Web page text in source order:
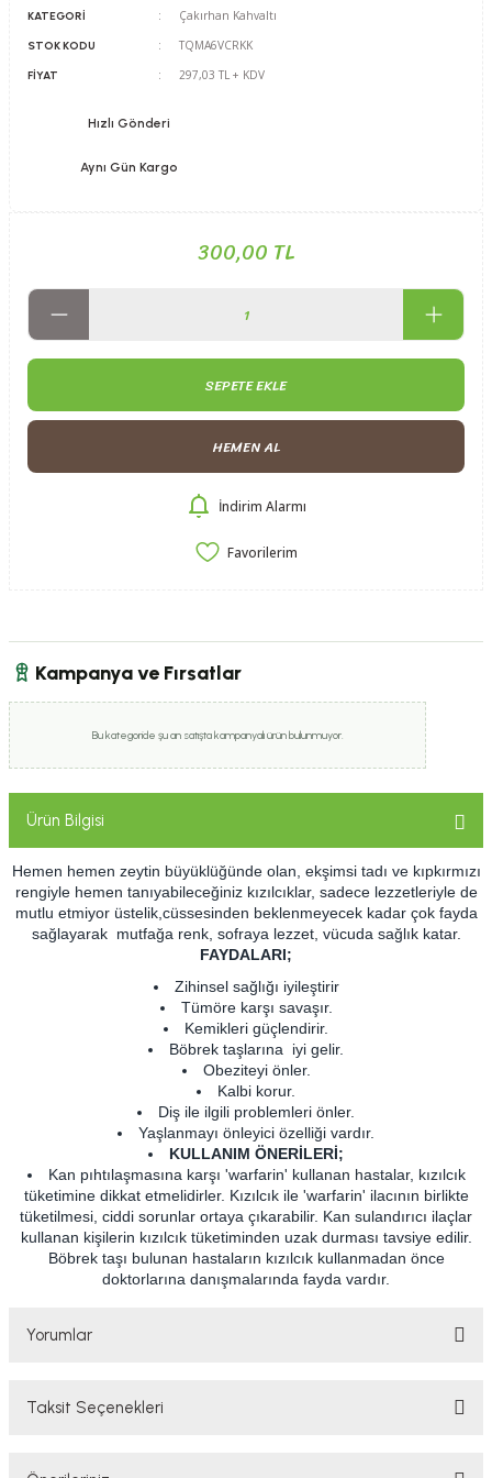
KATEGORI Çakırhan Kahvaltı
STOK KODU TQMA6VCRKK
FIYAT 297,03 TL + KDV
Hızlı Gönderi
Aynı Gün Kargo
300,00 TL
SEPETE EKLE
HEMEN AL
İndirim Alarmı
Kampanya ve Fırsatlar
Bu kategoride şu an satışta kampanyalı ürün bulunmuyor.
Ürün Bilgisi
Hemen hemen zeytin büyüklüğünde olan, ekşimsi tadı ve kıpkırmızı
rengiyle hemen tanıyabileceğiniz kızılcıklar, sadece lezzetleriyle de
mutlu etmiyor üstelik,cüssesinden beklenmeyecek kadar çok fayda
sağlayarak mutfağa renk, sofraya lezzet, vücuda sağlık katar.
FAYDALARI;
Zihinsel sağlığı iyileştirir
Tümöre karşı savaşır.
Kemikleri güçlendirir.
Böbrek taşlarına iyi gelir.
Obeziteyi önler.
Kalbi korur.
Diş ile ilgili problemleri önler.
Yaşlanmayı önleyici özelliği vardır.
KULLANIM ÖNERİLERİ;
Kan pıhtılaşmasına karşı 'warfarin' kullanan hastalar, kızılcık
tüketimine dikkat etmelidirler. Kızılcık ile 'warfarin' ilacının birlikte
tüketilmesi, ciddi sorunlar ortaya çıkarabilir. Kan sulandırıcı ilaçlar
kullanan kişilerin kızılcık tüketiminden uzak durması tavsiye edilir.
Böbrek taşı bulunan hastaların kızılcık kullanmadan önce
doktorlarına danışmalarında fayda vardır.
Yorumlar
Taksit Seçenekleri